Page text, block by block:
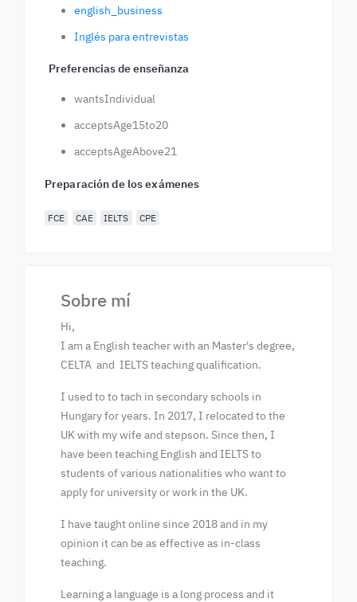
english_business
Inglés para entrevistas
Preferencias de enseñanza
wantsIndividual
acceptsAge15to20
acceptsAgeAbove21
Preparación de los exámenes
FCE CAE IELTS CPE
Sobre mí
Hi,
I am a English teacher with an Master's degree,
CELTA and IELTS teaching qualification.
I used to to tach in secondary schools in
Hungary for years. In 2017, I relocated to the
UK with my wife and stepson. Since then, I
have been teaching English and IELTS to
students of various nationalities who want to
apply for university or work in the UK.
I have taught online since 2018 and in my
opinion it can be as effective as in-class
teaching.
Learning a language is a long process and it